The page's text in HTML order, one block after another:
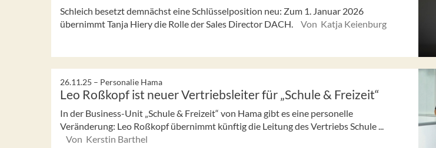
Schleich besetzt demnächst eine Schlüsselposition neu: Zum 1. Januar 2026
übernimmt Tanja Hiery die Rolle der Sales Director DACH.
Von Katja Keienburg
26.11.25 – Personalie Hama
Leo Roßkopf ist neuer Vertriebsleiter für „Schule & Freizeit“
In der Business-Unit „Schule & Freizeit“ von Hama gibt es eine personelle
Veränderung: Leo Roßkopf übernimmt künftig die Leitung des Vertriebs Schule ...
Von Kerstin Barthel